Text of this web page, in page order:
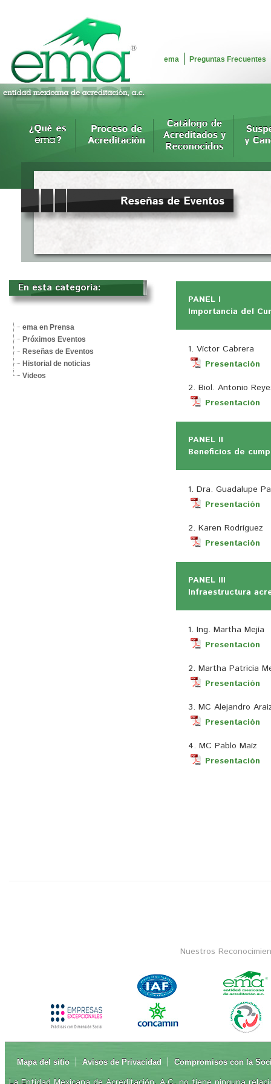
ema Preguntas Frecuentes
PANEL I
Importancia del
1. Víctor Cabrera
Presentación
2. Biol. Antonio
Presentación
PANEL II
Beneficios de
1. Dra. Guadalupe
Presentación
2. Karen Rodríguez
Presentación
PANEL III
Infraestructura
1. Ing. Martha Mejía
Presentación
2. Martha Patricia
Presentación
3. MC Alejandro
Presentación
4. MC Pablo Maíz
Presentación
En esta categoría:
ema en Prensa
Próximos Eventos
Reseñas de Eventos
Historial de noticias
Videos
Nuestros
Mapa del sitio Avisos de Privacidad Compromisos con la